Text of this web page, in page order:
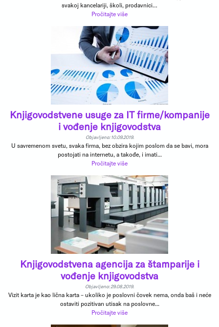
svakoj kancelariji, školi, prodavnici…
Pročitajte više
Knjigovodstvene usuge za IT firme/kompanije
i vođenje knjigovodstva
Objavljeno: 10.09.2019.
U savremenom svetu, svaka firma, bez obzira kojim poslom da se bavi, mora
postojati na internetu, a takođe, i imati...
Pročitajte više
Knjigovodstvena agencija za štamparije i
vođenje knjigovodstva
Objavljeno: 29.08.2019.
Vizit karta je kao lična karta – ukoliko je poslovni čovek nema, onda baš i neće
ostaviti pozitivan utisak na poslovne...
Pročitajte više